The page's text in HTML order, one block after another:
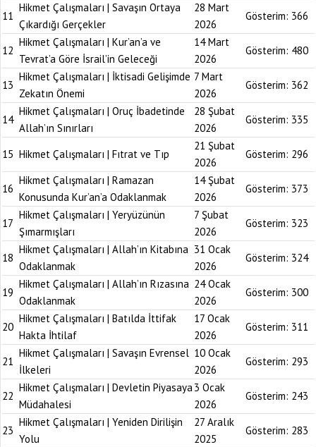
11
Hikmet Çalışmaları | Savaşın Ortaya
Çıkardığı Gerçekler
28 Mart
2026
Gösterim: 366
12
Hikmet Çalışmaları | Kur’an’a ve
Tevrat’a Göre İsrail’in Geleceği
14 Mart
2026
Gösterim: 480
13
Hikmet Çalışmaları | İktisadi Gelişimde
Zekatın Önemi
7 Mart
2026
Gösterim: 362
14
Hikmet Çalışmaları | Oruç İbadetinde
Allah’ın Sınırları
28 Şubat
2026
Gösterim: 335
15 Hikmet Çalışmaları | Fıtrat ve Tıp
21 Şubat
2026
Gösterim: 296
16
Hikmet Çalışmaları | Ramazan
Konusunda Kur’an’a Odaklanmak
14 Şubat
2026
Gösterim: 373
17
Hikmet Çalışmaları | Yeryüzünün
Şımarmışları
7 Şubat
2026
Gösterim: 323
18
Hikmet Çalışmaları | Allah’ın Kitabına
Odaklanmak
31 Ocak
2026
Gösterim: 324
19
Hikmet Çalışmaları | Allah’ın Rızasına
Odaklanmak
24 Ocak
2026
Gösterim: 300
20
Hikmet Çalışmaları | Batılda İttifak
Hakta İhtilaf
17 Ocak
2026
Gösterim: 311
21
Hikmet Çalışmaları | Savaşın Evrensel
İlkeleri
10 Ocak
2026
Gösterim: 293
22
Hikmet Çalışmaları | Devletin Piyasaya
Müdahalesi
3 Ocak
2026
Gösterim: 243
23
Hikmet Çalışmaları | Yeniden Dirilişin
Yolu
27 Aralık
2025
Gösterim: 283